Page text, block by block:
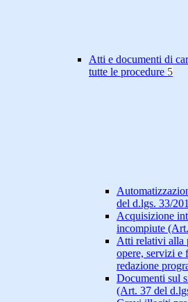
Atti e documenti di
tutte le procedure 5
del d.lgs. 33/
Acquisizione
incompiute
Atti relativi alla
opere, servizi e
redazione
Documenti sul
(Art. 37 del